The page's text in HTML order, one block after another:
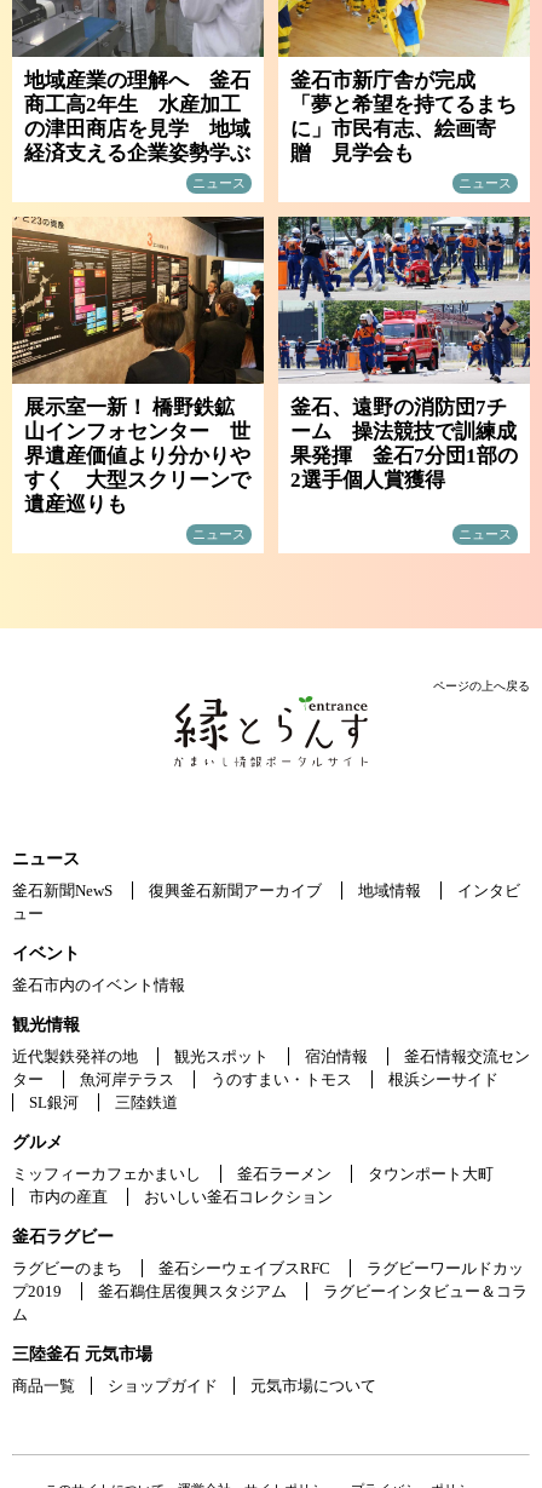
地域産業の理解へ 釜石
商工高2年生 水産加工
の津田商店を見学 地域
経済支える企業姿勢学ぶ
ニュース
釜石市新庁舎が完成
「夢と希望を持てるまち
に」市民有志、絵画寄
贈 見学会も
ニュース
展示室一新！ 橋野鉄鉱
山インフォセンター 世
界遺産価値より分かりや
すく 大型スクリーンで
遺産巡りも
ニュース
釜石、遠野の消防団7チ
ーム 操法競技で訓練成
果発揮 釜石7分団1部の
2選手個人賞獲得
ニュース
ページの上へ戻る
ニュース
釜石新聞NewS
復興釜石新聞アーカイブ 地域情報
インタビ
ュー
イベント
釜石市内のイベント情報
観光情報
近代製鉄発祥の地
観光スポット 宿泊情報
釜石情報交流セン
ター
魚河岸テラス うのすまい・トモス
根浜シーサイド
SL銀河
三陸鉄道
グルメ
ミッフィーカフェかまいし
釜石ラーメン
タウンポート大町
市内の産直
おいしい釜石コレクション
釜石ラグビー
ラグビーのまち
釜石シーウェイブスRFC
ラグビーワールドカッ
プ2019
釜石鵜住居復興スタジアム
ラグビーインタビュー＆コラ
ム
三陸釜石 元気市場
商品一覧
ショップガイド 元気市場について